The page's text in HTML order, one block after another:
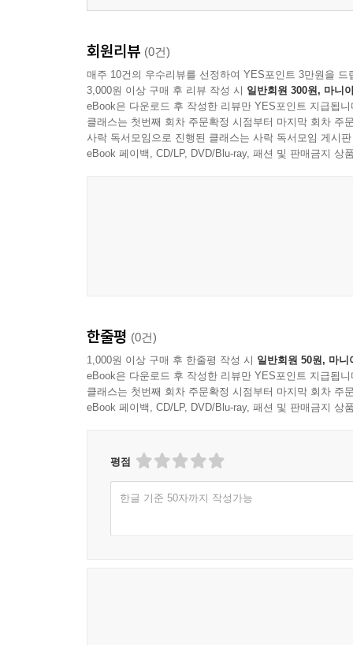
고향의 땀내 배어 있는│백석 시인 白石 詩人 43
푸른 산 앞에 서서│신석정 시인 辛夕汀 詩人 47
바라춤으로 불길 태우다│신석초 시인 申石艸 詩人
표표히 떠돌며│오상순 시인 吳相淳 詩人 51
소리 없이 너를 부른다│유치환 시인 柳致環 詩人 53
제3부
번민하는 청춘 아프다│주요한 시인 朱耀翰 詩人 71
청자연적 그 맑은 미소│피천득 시인 皮千得 詩人 73
님은 갔지마는 보내지 아니하다│한용운 시인 韓龍
회원리뷰 (0건)
매주 10건의 우수리뷰를 선정하여 YES포인트 3만원을 드
3,000원 이상 구매 후 리뷰 작성 시 일반회원 300원, 마니
eBook은 다운로드 후 작성한 리뷰만 YES포인트 지급됩니
클래스는 첫번째 회차 주문확정 시점부터 마지막 회차 주
사락 독서모임으로 진행된 클래스는 사락 독서모임 게시
eBook 페이백, CD/LP, DVD/Blu-ray, 패션 및 판매금지 상
한줄평 (0건)
1,000원 이상 구매 후 한줄평 작성 시 일반회원 50원, 마니
eBook은 다운로드 후 작성한 리뷰만 YES포인트 지급됩니
클래스는 첫번째 회차 주문확정 시점부터 마지막 회차 주
eBook 페이백, CD/LP, DVD/Blu-ray, 패션 및 판매금지 상
평점
한글 기준 50자까지 작성가능